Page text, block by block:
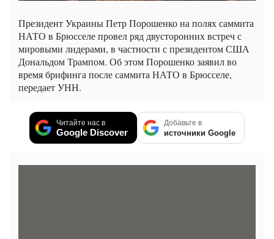
Президент Украины Петр Порошенко на полях саммита
НАТО в Брюсселе провел ряд двусторонних встреч с
мировыми лидерами, в частности с президентом США
Дональдом Трампом. Об этом Порошенко заявил во
время брифинга после саммита НАТО в Брюсселе,
передает УНН.
Читайте нас в
Google Discover
Добавьте в
источники Google